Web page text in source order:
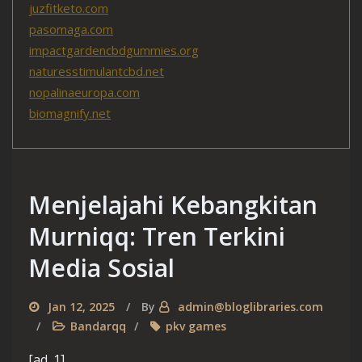
juzfitketo.com
pasomaga.com
impactgardencbdgummies.org
naturesstimulantcbd.net
nopalinaeuropa.com
biomagnify.net
Menjelajahi Kebangkitan
Murniqq: Tren Terkini
Media Sosial
Jan 12, 2025 By
admin@bloglibraries.com
Bandarqq
pkv games